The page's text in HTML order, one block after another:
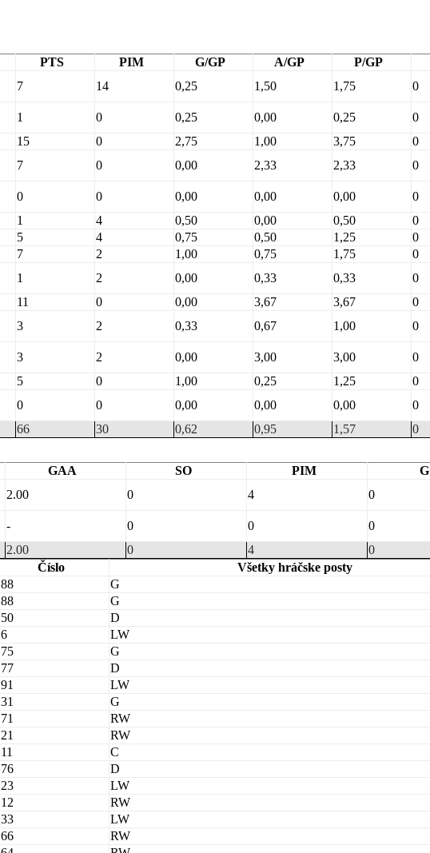
PTS PIM G/GP A/GP P/GP
7 14 0,25 1,50 1,75 0
1 0 0,25 0,00 0,25 0
15 0 2,75 1,00 3,75 0
7 0 0,00 2,33 2,33 0
0 0 0,00 0,00 0,00 0
1 4 0,50 0,00 0,50 0
5 4 0,75 0,50 1,25 0
7 2 1,00 0,75 1,75 0
1 2 0,00 0,33 0,33 0
11 0 0,00 3,67 3,67 0
3 2 0,33 0,67 1,00 0
3 2 0,00 3,00 3,00 0
5 0 1,00 0,25 1,25 0
0 0 0,00 0,00 0,00 0
66 30 0,62 0,95 1,57 0
GAA SO PIM G
2.00 0 4 0
- 0 0 0
2.00 0 4 0
Číslo Všetky hráčske posty
88
G
88 G
50 D
6 LW
75 G
77 D
91 LW
31 G
71 RW
21 RW
11 C
76 D
23 LW
12 RW
33 LW
66 RW